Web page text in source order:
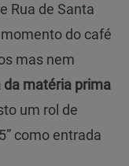
Rua de Santa
do café
mas nem
da matéria prima
um rol de
como entrada